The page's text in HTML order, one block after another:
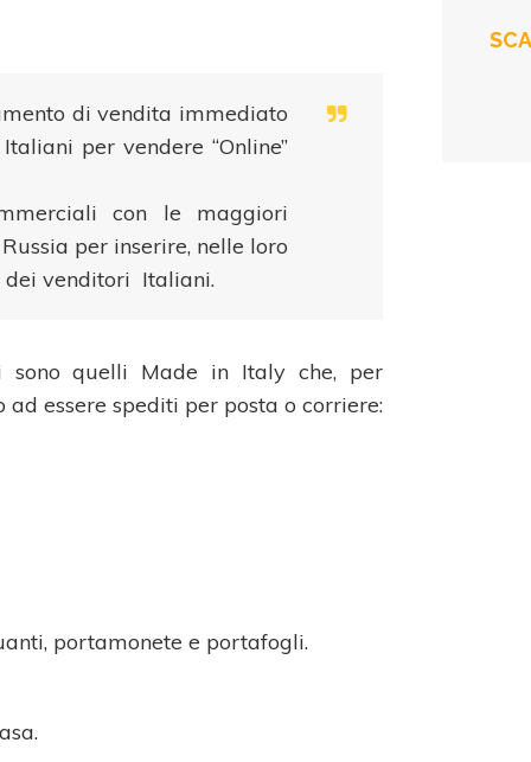
di vendita immediato
per vendere “Online”
con le maggiori
per inserire, nelle loro
dei venditori Italiani.
sono quelli Made in Italy che, per
essere spediti per posta o corriere:
portamonete e portafogli.